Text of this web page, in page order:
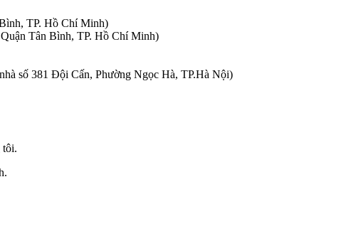
TP. Hồ Chí Minh)
Tân Bình, TP. Hồ Chí Minh)
số 381 Đội Cấn, Phường Ngọc Hà, TP.Hà Nội)
tôi.